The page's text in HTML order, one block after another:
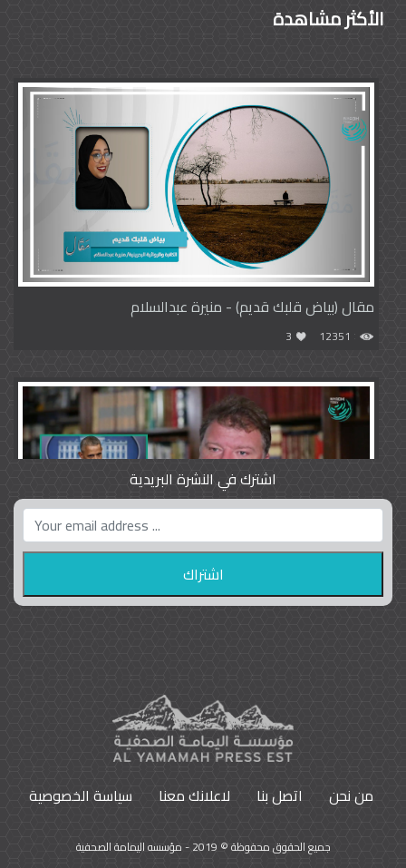
الأكثر مشاهدة
مقال (بياض قلبك قديم) - منيرة عبدالسلام
12351
3
واشنطن بوست واللوبي المزدوج
9785
اشترك في النشرة البريدية
من نحن اتصل بنا لاعلانك معنا سياسة الخصوصية
جميع الحقوق محفوظة © 2019 - مؤسسه اليمامة الصحفية